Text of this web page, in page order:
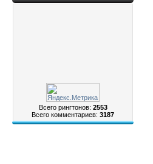
Всего рингтонов: 2553
Всего комментариев: 3187